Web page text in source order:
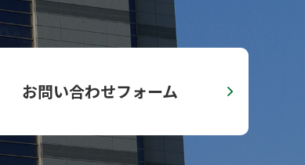
お問い合わせフォーム